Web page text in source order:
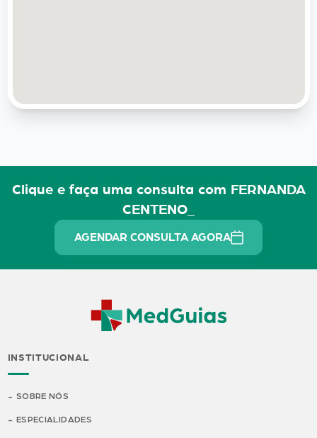
Clique e faça uma consulta com FERNANDA
CENTENO_
AGENDAR CONSULTA AGORA
INSTITUCIONAL
SOBRE NÓS
ESPECIALIDADES